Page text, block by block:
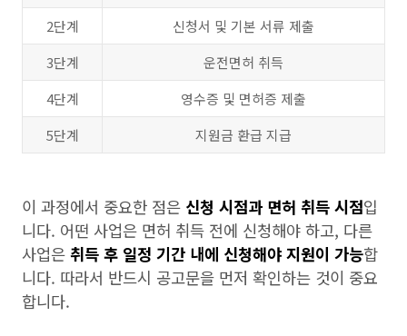
2단계
신청서 및 기본 서류 제출
3단계
운전면허 취득
4단계
영수증 및 면허증 제출
5단계
지원금 환급 지급
이 과정에서 중요한 점은 신청 시점과 면허 취득 시점입
니다. 어떤 사업은 면허 취득 전에 신청해야 하고, 다른
사업은 취득 후 일정 기간 내에 신청해야 지원이 가능합
니다. 따라서 반드시 공고문을 먼저 확인하는 것이 중요
합니다.